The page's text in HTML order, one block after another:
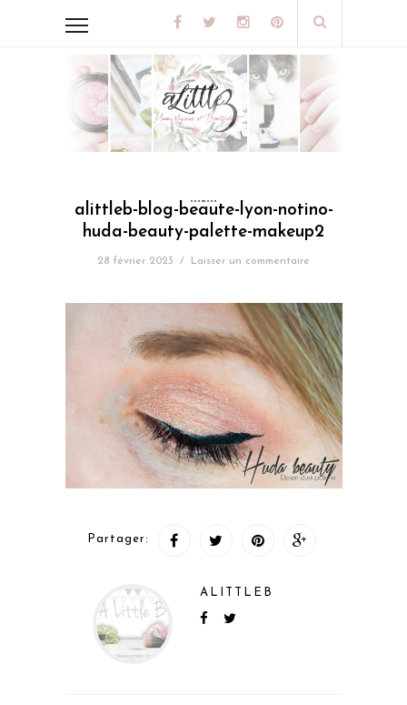
alittleb-blog-beaute-lyon-notino-
huda-beauty-palette-makeup2
28 février 2023 / Laisser un commentaire
Partager:
ALITTLEB